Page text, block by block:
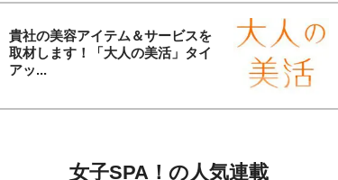
貴社の美容アイテム＆サービスを
取材します！「大人の美活」タイ
アッ...
女子SPA！の人気連載